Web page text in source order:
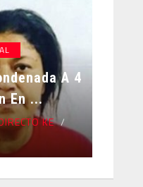
A 4
En ...
KE